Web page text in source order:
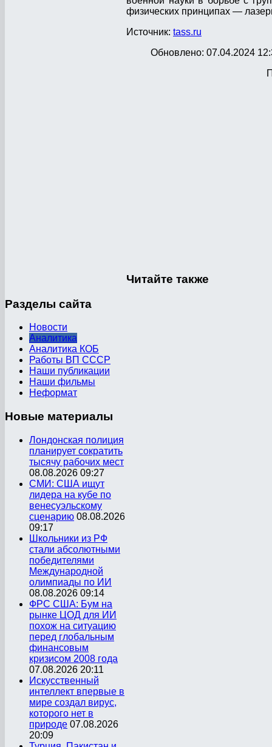
физических принципах —
Источник: tass.ru
Обновлено: 07.04.2024
Читайте также
Разделы сайта
Новости
Аналитика
Аналитика КОБ
Работы ВП СССР
Наши публикации
Наши фильмы
Неформат
Новые материалы
Лондонская полиция
планирует сократить
тысячу рабочих мест
08.08.2026 09:27
СМИ: США ищут
лидера на кубе по
венесуэльскому
сценарию 08.08.2026
09:17
Школьники из РФ
стали абсолютными
победителями
Международной
олимпиады по ИИ
08.08.2026 09:14
ФРС США: Бум на
рынке ЦОД для ИИ
похож на ситуацию
перед глобальным
финансовым
кризисом 2008 года
07.08.2026 20:11
Искусственный
интеллект впервые в
мире создал вирус,
которого нет в
природе 07.08.2026
20:09